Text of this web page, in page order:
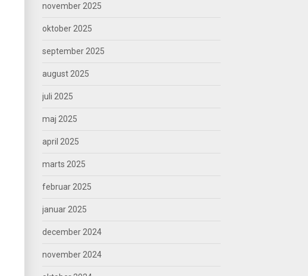
november 2025
oktober 2025
september 2025
august 2025
juli 2025
maj 2025
april 2025
marts 2025
februar 2025
januar 2025
december 2024
november 2024